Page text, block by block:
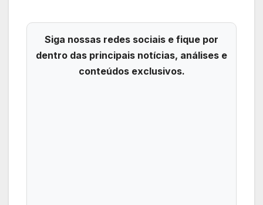
Siga nossas redes sociais e fique por
dentro das principais notícias, análises e
conteúdos exclusivos.